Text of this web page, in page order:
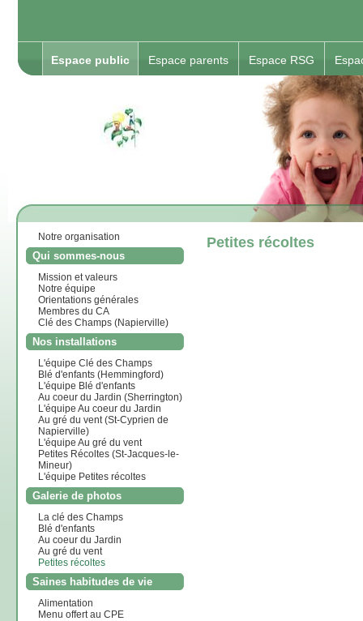
Espace public Espace parents Espace RSG
Notre organisation
Qui sommes-nous
Mission et valeurs
Notre équipe
Orientations générales
Membres du CA
Clé des Champs (Napierville)
Nos installations
L'équipe Clé des Champs
Blé d'enfants (Hemmingford)
L'équipe Blé d'enfants
Au coeur du Jardin (Sherrington)
L'équipe Au coeur du Jardin
Napierville)
L'équipe Au gré du vent
Mineur)
L'équipe Petites récoltes
Galerie de photos
La clé des Champs
Blé d'enfants
Au coeur du Jardin
Au gré du vent
Petites récoltes
Saines habitudes de vie
Alimentation
Menu offert au CPE
Petites récoltes